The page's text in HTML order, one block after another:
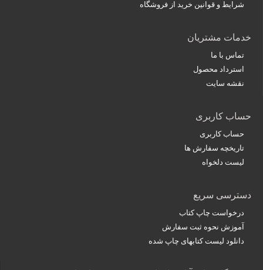
شرایط و قوانین خرید از فروشگاه
خدمات مشتریان
تماس با ما
استرداد محصول
نقشه سایت
حساب کاربری
حساب کاربری
تاریخچه سفارش ها
لیست دلخواه
دسترسی سریع
درخواست چاپ کتاب
آموزش نحوه ثبت سفارش
دانلود لیست کتابهای چاپ شده